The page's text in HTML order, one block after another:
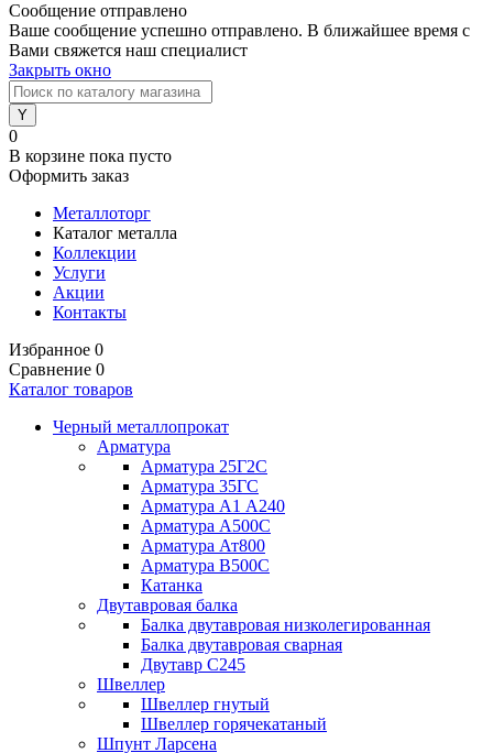
Сообщение отправлено
Ваше сообщение успешно отправлено. В ближайшее время с
Вами свяжется наш специалист
Закрыть окно
0
В корзине пока пусто
Оформить заказ
Металлоторг
Каталог металла
Коллекции
Услуги
Акции
Контакты
Избранное 0
Сравнение 0
Каталог товаров
Черный металлопрокат
Арматура
Арматура 25Г2С
Арматура 35ГС
Арматура А1 А240
Арматура А500С
Арматура Ат800
Арматура В500С
Катанка
Двутавровая балка
Балка двутавровая низколегированная
Балка двутавровая сварная
Двутавр С245
Швеллер
Швеллер гнутый
Швеллер горячекатаный
Шпунт Ларсена